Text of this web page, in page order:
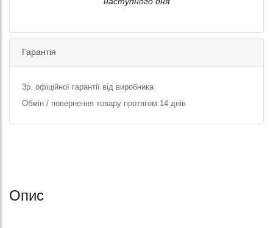
Гарантія
3р. офіційної гарантії від виробника
Обмін / повернення товару протягом 14 днів
Опис